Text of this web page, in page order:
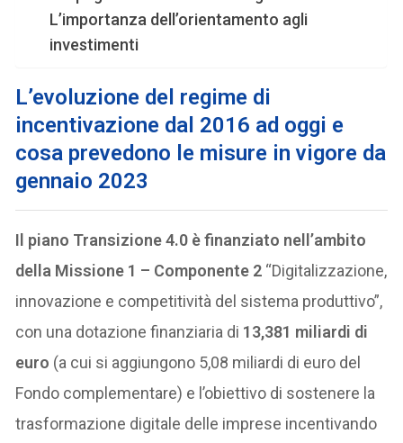
L’importanza dell’orientamento agli
investimenti
L’evoluzione del regime di
incentivazione dal 2016 ad oggi e
cosa prevedono le misure in vigore da
gennaio 2023
Il piano Transizione 4.0 è finanziato nell’ambito
della Missione 1 – Componente 2 “Digitalizzazione,
innovazione e competitività del sistema produttivo”,
con una dotazione finanziaria di 13,381 miliardi di
euro (a cui si aggiungono 5,08 miliardi di euro del
Fondo complementare) e l’obiettivo di sostenere la
trasformazione digitale delle imprese incentivando